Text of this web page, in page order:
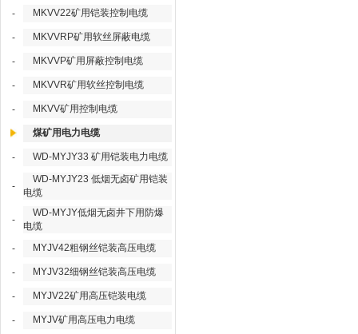
- MKVV22矿用铠装控制电缆
- MKVVRP矿用软丝屏蔽电缆
- MKVVP矿用屏蔽控制电缆
- MKVVR矿用软丝控制电缆
- MKVV矿用控制电缆
煤矿用电力电缆
- WD-MYJY33 矿用铠装电力电缆
-
WD-MYJY23 低烟无卤矿用铠装
电缆
-
WD-MYJY低烟无卤井下用防爆
电缆
-
MYJV42粗钢丝铠装高压电缆
- MYJV32细钢丝铠装高压电缆
- MYJV22矿用高压铠装电缆
- MYJV矿用高压电力电缆